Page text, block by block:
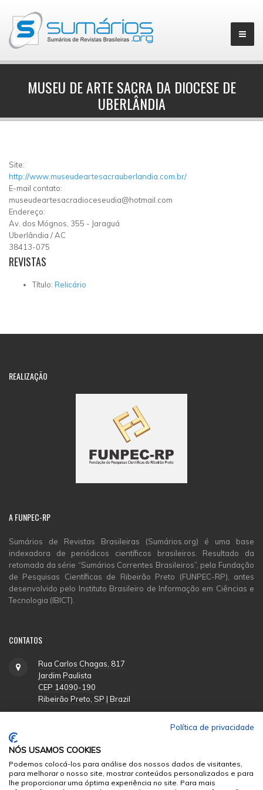
MUSEU DE ARTE SACRA DA DIOCESE DE
UBERLÂNDIA
Site:
http://www.museudeartesacrauberlandia.com.br/
E-mail contato:
museudeartesacradioceseudia@hotmail.com
Endereço:
Av. dos Mógnos, 355 - Jaraguá
Uberlândia /AC
38413-075
REVISTAS
Título: Relicário
REALIZAÇÃO
AFUNPEC-RP
Sumários de Revistas Brasileiras (Sumários.org) é uma base
indexadora de periódicos científicos brasileiros. Resultado da
retomada da série “Sumários Correntes Brasileiros”, pela Fundação
de Pesquisas Científicas de Ribeirão Preto (FUNPEC-RP), antes
desenvolvido pelo Instituto Brasileiro de Informação em Ciências e
Tecnologia (IBICT).
CONTATOS
Rua Carlos Chagas, 817
Jardim Paulista
CEP 14090-190
Ribeirão Preto, SP | Brazil
Política de privacidade
NÓS USAMOS COOKIES
Podemos colocá-los para análise dos nossos dados de visitantes,
para melhorar o nosso site, mostrar conteúdos personalizados e para
lhe proporcionar uma óptima experiência no site. Para mais